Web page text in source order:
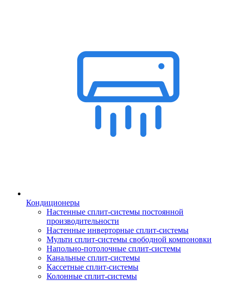
Кондиционеры
Настенные сплит-системы постоянной
производительности
Настенные инверторные сплит-системы
Мульти сплит-системы свободной компоновки
Напольно-потолочные сплит-системы
Канальные сплит-системы
Кассетные сплит-системы
Колонные сплит-системы